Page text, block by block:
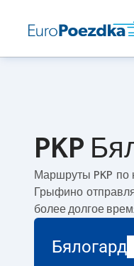
PKP
Маршруты PKP по
Грыфино
более долгое
Бялогард